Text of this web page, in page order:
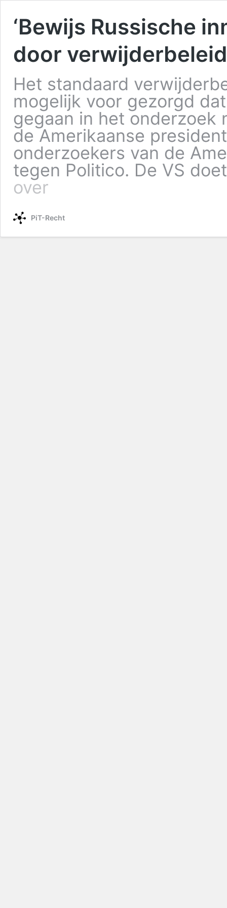
‘Bewijs Russische
door
Het standaard
mogelijk voor gezorgd
gegaan in het onderzoek
de Amerikaanse
onderzoekers van de
tegen Politico. De VS
over
PiT-Recht